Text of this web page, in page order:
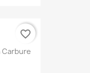
Carbure
favorite_border